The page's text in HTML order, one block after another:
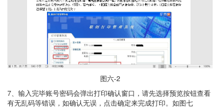
图六-2
7、输入完毕账号密码会弹出打印确认窗口，请先选择预览按钮查看
有无乱码等错误，如确认无误，点击确定来完成打印。如图七